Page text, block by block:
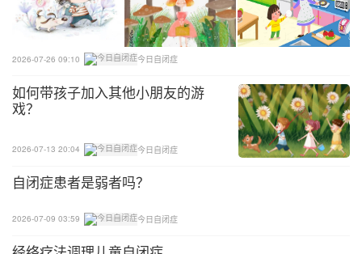
的动作，以加强沟通效能。教师要教导他们说话对
题，意思清楚、简洁和有条理。教师可以设定一些限
制，或主导谈话，引导患儿围绕既定的主题交谈，并
教导他们利用手势和身体语言补充说话内容。
6、辅助沟通技巧
帮缺乏语言能力的患儿建立另类的沟通方法，如使用
图卡、沟通簿、电脑和其他电子器材来表达自己的思
满，以降低因沟通不善而引发的一连串行为问题，从
2026-07-26 09:10 今日自闭症
如何带孩子加入其他小朋友的游
戏？
2026-07-13 20:04 今日自闭症
自闭症患者是弱者吗？
2026-07-09 03:59 今日自闭症